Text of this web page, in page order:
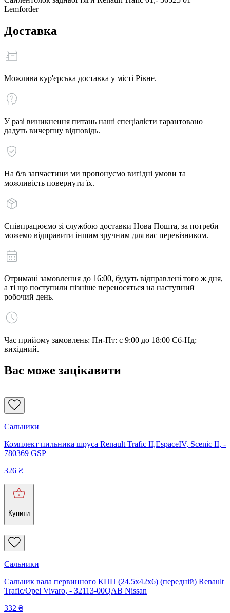
Lemforder
Доставка
Можлива кур'єрська доставка у місті Рівне.
У разі виникнення питань наші спеціалісти гарантовано
дадуть вичерпну відповідь.
На б/в запчастини ми пропонуємо вигідні умови та
можливість повернути їх.
Співпрацюємо зі службою доставки Нова Пошта, за потреби
можемо відправити іншим зручним для вас перевізником.
Отримані замовлення до 16:00, будуть відправлені того ж дня,
а ті що поступили пізніше переносяться на наступний
робочий день.
Час прийому замовлень: Пн-Пт: с 9:00 до 18:00 Сб-Нд:
вихідний.
Вас може зацікавити
Сальники
Комплект пильника шруса Renault Trafic II,EspaceIV, Scenic II, -
780369 GSP
326 ₴
Купити
Сальники
Сальник вала первинного КПП (24.5x42x6) (передній) Renault
Trafic/Opel Vivaro, - 32113-00QAB Nissan
332 ₴